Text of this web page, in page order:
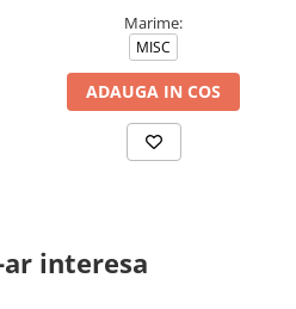
Marime:
MISC
ADAUGA IN COS
interesa